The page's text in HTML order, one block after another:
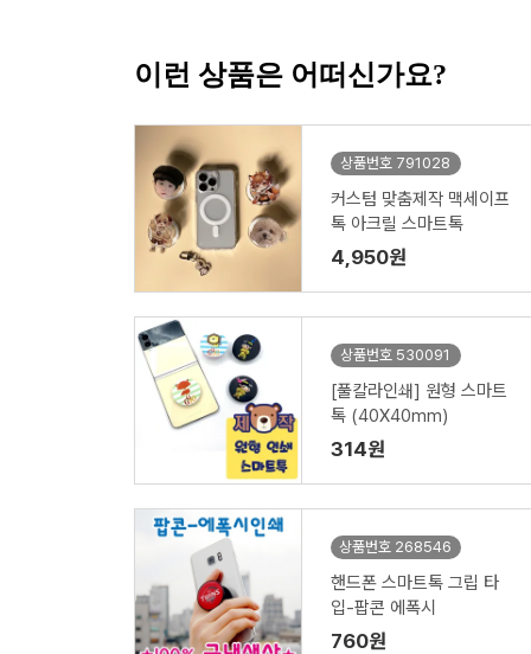
이런 상품은 어떠신가요?
상품번호 791028
커스텀 맞춤제작 맥세이프
톡 아크릴 스마트톡
4,950원
상품번호 530091
[풀칼라인쇄] 원형 스마트
톡 (40X40mm)
314원
상품번호 268546
핸드폰 스마트톡 그립 타
입-팝콘 에폭시
760원